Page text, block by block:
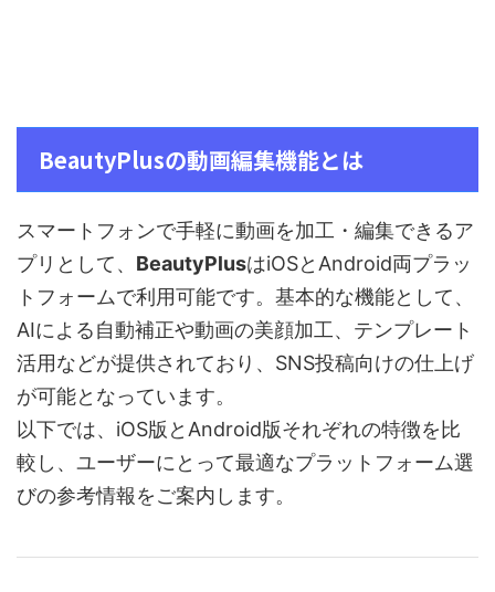
BeautyPlusの動画編集機能とは
スマートフォンで手軽に動画を加工・編集できるア
プリとして、 BeautyPlusはiOSとAndroid両プラッ
トフォームで利用可能です。基本的な機能として、
AIによる自動補正や動画の美顔加工、テンプレート
活用などが提供されており、SNS投稿向けの仕上げ
が可能となっています。
以下では、iOS版とAndroid版それぞれの特徴を比
較し、ユーザーにとって最適なプラットフォーム選
びの参考情報をご案内します。